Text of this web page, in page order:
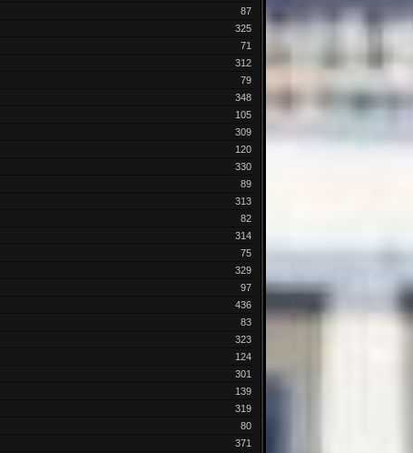
87
325
71
312
79
348
105
309
120
330
89
313
82
314
75
329
97
436
83
323
124
301
139
319
80
371